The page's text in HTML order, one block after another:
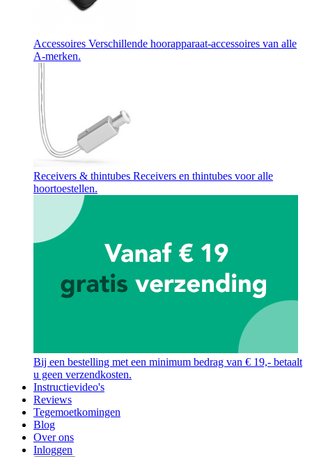
Accessoires Verschillende hoorapparaat-accessoires van alle
A-merken.
Receivers & thintubes Receivers en thintubes voor alle
hoortoestellen.
Bij een bestelling met een minimum bedrag van € 19,- betaalt
u geen verzendkosten.
Instructievideo's
Reviews
Tegemoetkomingen
Blog
Over ons
Inloggen